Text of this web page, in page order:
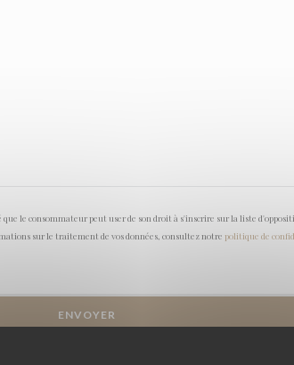
le consommateur peut user de son droit à s'inscrire sur la liste
sur le traitement de vos données, consultez notre politique de